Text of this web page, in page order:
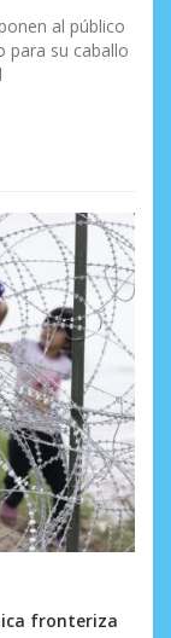
al público
para su caballo
fronteriza